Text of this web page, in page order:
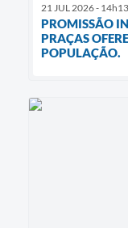
21 JUL 2026 - 14h13
PROMISSÃO
PRAÇAS
POPULAÇÃO.